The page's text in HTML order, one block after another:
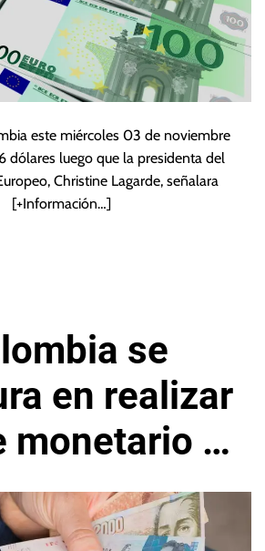
este miércoles 03 de noviembre
dólares luego que la presidenta del
Christine Lagarde, señalara
[+Información…]
se
en realizar
monetario y
tasa de
al 2,5%